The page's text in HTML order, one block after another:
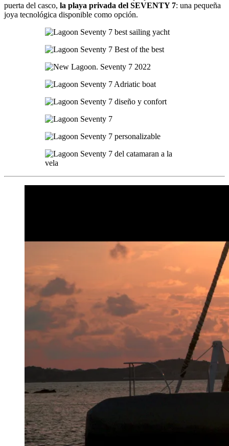
puerta del casco, la playa privada del SEVENTY 7: una pequeña
joya tecnológica disponible como opción.